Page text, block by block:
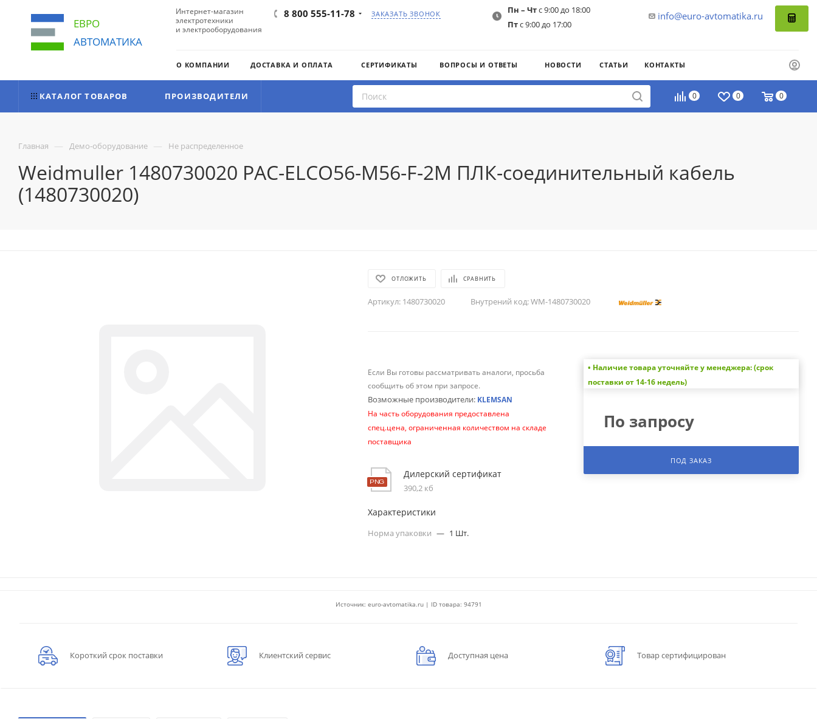
ЕВРО
АВТОМАТИКА
Интернет-магазин
электротехники
и электрооборудования
8 800 555-11-78 ЗАКАЗАТЬ ЗВОНОК info@euro-avtomatika.ru
Пн – Чтс 9:00 до 18:00
Птс 9:00 до 17:00
О КОМПАНИИ ДОСТАВКА И ОПЛАТА СЕРТИФИКАТЫ ВОПРОСЫ И ОТВЕТЫ НОВОСТИ СТАТЬИ КОНТАКТЫ
0 0 0
КАТАЛОГ ТОВАРОВ ПРОИЗВОДИТЕЛИ
Главная — Демо-оборудование — Не распределенное
Weidmuller 1480730020 PAC-ELCO56-M56-F-2M ПЛК-соединительный кабель
(1480730020)
ОТЛОЖИТЬ СРАВНИТЬ
Артикул: 1480730020 Внутрений код:WM-1480730020
Если Вы готовы рассматривать аналоги, просьба
сообщить об этом при запросе.
Возможные производители: KLEMSAN
На часть оборудования предоставлена
спец.цена, ограниченная количеством на складе
поставщика
Дилерский сертификат
390,2 кб
Характеристики
Норма упаковки — 1 Шт.
• Наличие товара уточняйте у менеджера: (срок
поставки от 14-16 недель)
По запросу
ПОД ЗАКАЗ
Источник: euro-avtomatika.ru | ID товара: 94791
Короткий срок поставки Клиентский сервис Доступная цена Товар сертифицирован